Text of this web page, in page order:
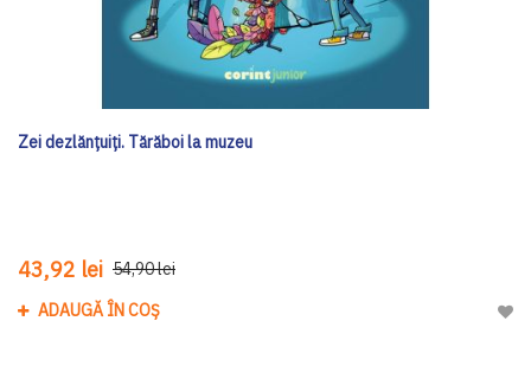
Zei dezlănțuiți. Tărăboi la muzeu
43,92 lei 54,90 lei
ADAUGĂ ÎN COȘ